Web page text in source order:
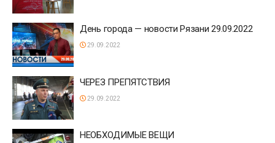
День города — новости Рязани 29.09.2022
29.09.2022
ЧЕРЕЗ ПРЕПЯТСТВИЯ
29.09.2022
НЕОБХОДИМЫЕ ВЕЩИ